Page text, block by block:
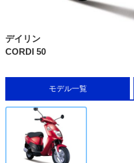
デイリン
CORDI 50
モデル一覧